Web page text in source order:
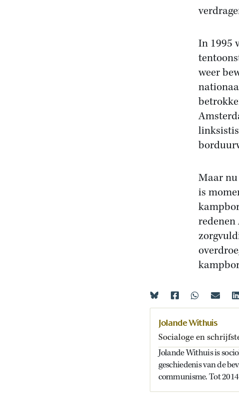
In 1995
weer
Maar
is
Jolande Withuis
Socialoge en
Jolande Withuis is
geschiedenis van de
communisme. Tot